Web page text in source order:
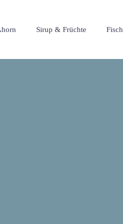
Sirup & Früchte Fisch